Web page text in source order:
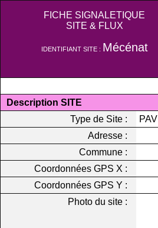
FICHE SIGNALETIQUE
SITE & FLUX
IDENTIFIANT SITE : Mécénat
Description SITE
Type de Site :
PAV
Adresse :
Commune :
Coordonnées GPS X :
Coordonnées GPS Y :
Photo du site :